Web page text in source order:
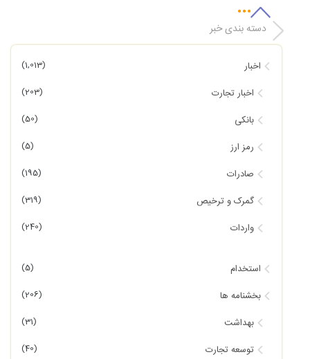
دسته بندی خبر
اخبار (1,013)
اخبار تجارت (203)
بانکی (50)
رمز ارز (5)
صادرات (195)
گمرک و ترخیص (319)
واردات (240)
استخدام (5)
بخشنامه ها (206)
بهداشت (31)
توسعه تجارت (40)